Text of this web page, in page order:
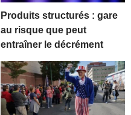
Produits structurés : gare
au risque que peut
entraîner le décrément